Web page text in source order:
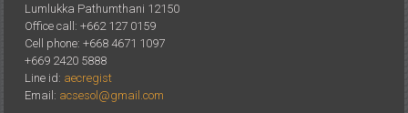
Lumlukka Pathumthani 12150
Office call: +662 127 0159
Cell phone: +668 4671 1097
+669 2420 5888
Line id: aecregist
Email: acsesol@gmail.com